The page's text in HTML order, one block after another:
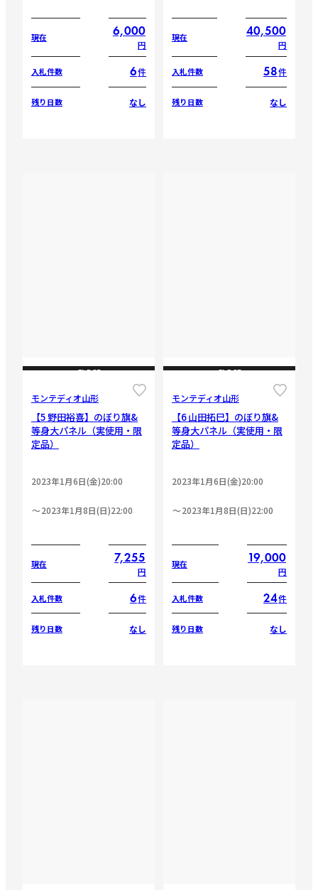
現在 6,000
円
入札件数 6件
残り日数 なし
現在 40,500
円
入札件数 58件
残り日数 なし
CLOSE
モンテディオ山形
【5 野田裕喜】のぼり旗&
等身大パネル（実使用・限
定品）
2023年1月6日(金)20:00
2023年1月8日(日)22:00
現在 7,255
円
入札件数 6件
残り日数 なし
CLOSE
モンテディオ山形
【6 山田拓巳】のぼり旗&
等身大パネル（実使用・限
定品）
2023年1月6日(金)20:00
2023年1月8日(日)22:00
現在 19,000
円
入札件数 24件
残り日数 なし